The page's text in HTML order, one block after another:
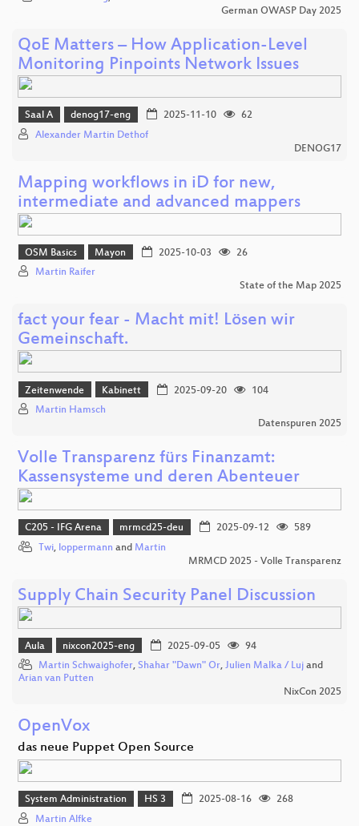
German OWASP Day 2025
QoE Matters – How Application-Level
Monitoring Pinpoints Network Issues
Saal A denog17-eng 2025-11-10
62
Alexander Martin Dethof
DENOG17
Mapping workflows in iD for new,
intermediate and advanced mappers
OSM Basics Mayon 2025-10-03
26
Martin Raifer
State of the Map 2025
fact your fear - Macht mit! Lösen wir
Gemeinschaft.
Zeitenwende Kabinett 2025-09-20
104
Martin Hamsch
Datenspuren 2025
Volle Transparenz fürs Finanzamt:
Kassensysteme und deren Abenteuer
C205 - IFG Arena mrmcd25-deu 2025-09-12
589
Twi, loppermann and Martin
MRMCD 2025 - Volle Transparenz
Supply Chain Security Panel Discussion
Aula nixcon2025-eng 2025-09-05
94
Martin Schwaighofer, Shahar "Dawn" Or, Julien Malka / Luj and
Arian van Putten
NixCon 2025
OpenVox
das neue Puppet Open Source
System Administration HS 3 2025-08-16
268
Martin Alfke